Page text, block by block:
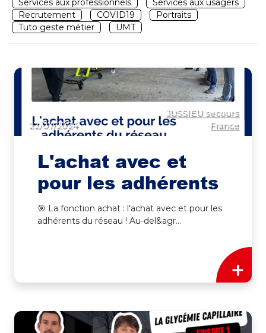
Services aux professionnels
Services aux usagers
Recrutement
COVID19
Portraits
Tuto geste métier
UMT
22/07/2024
JUSSIEU secours
France
L'achat avec et
pour les adhérents
+
🎯 La fonction achat : l'achat avec et pour les
adhérents du réseau ! Au-del&agr...